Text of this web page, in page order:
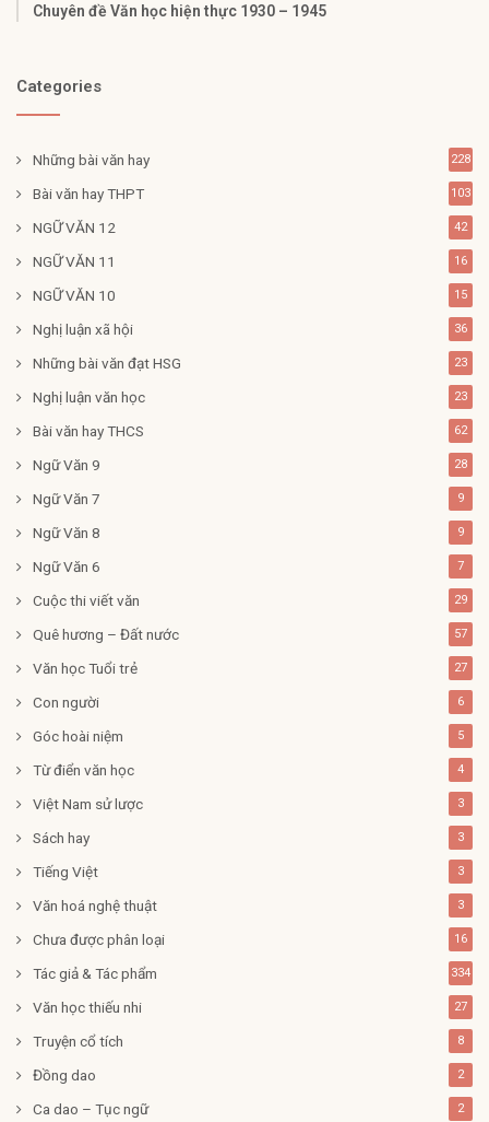
Chuyên đề Văn học hiện thực 1930 – 1945
Categories
Những bài văn hay 228
Bài văn hay THPT 103
NGỮ VĂN 12 42
NGỮ VĂN 11 16
NGỮ VĂN 10 15
Nghị luận xã hội 36
Những bài văn đạt HSG 23
Nghị luận văn học 23
Bài văn hay THCS 62
Ngữ Văn 9 28
Ngữ Văn 7 9
Ngữ Văn 8 9
Ngữ Văn 6 7
Cuộc thi viết văn 29
Quê hương – Đất nước 57
Văn học Tuổi trẻ 27
Con người 6
Góc hoài niệm 5
Từ điển văn học 4
Việt Nam sử lược 3
Sách hay 3
Tiếng Việt 3
Văn hoá nghệ thuật 3
Chưa được phân loại 16
Tác giả & Tác phẩm 334
Văn học thiếu nhi 27
Truyện cổ tích 8
Đồng dao 2
Ca dao – Tục ngữ 2